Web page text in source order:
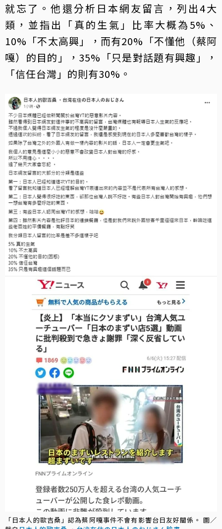
就忘了。他還分析日本網友留言，列出4大
類，並指出「真的生氣」比率大概為5%、
10%「不太高興」，而有20%「不懂他（蔡阿
嘎）的目的」，35%「只是對話題有興趣」，
「信任台灣」的則有30%。
「日本人的歐吉桑」認為蔡阿嘎事件不會有影響台日友好關係。 圖／